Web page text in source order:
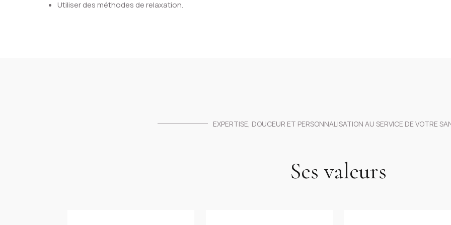
Utiliser des méthodes de relaxation.
EXPERTISE, DOUCEUR ET PERSONNALISATION AU SERVICE DE VOTRE
Ses valeurs